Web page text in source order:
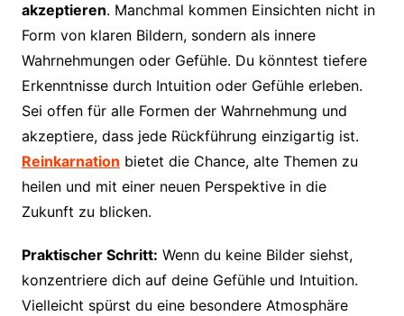
akzeptieren. Manchmal kommen Einsichten nicht in
Form von klaren Bildern, sondern als innere
Wahrnehmungen oder Gefühle. Du könntest tiefere
Erkenntnisse durch Intuition oder Gefühle erleben.
Sei offen für alle Formen der Wahrnehmung und
akzeptiere, dass jede Rückführung einzigartig ist.
Reinkarnation bietet die Chance, alte Themen zu
heilen und mit einer neuen Perspektive in die
Zukunft zu blicken.
Praktischer Schritt: Wenn du keine Bilder siehst,
konzentriere dich auf deine Gefühle und Intuition.
Vielleicht spürst du eine besondere Atmosphäre